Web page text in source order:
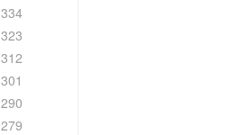
334
323
312
301
290
279